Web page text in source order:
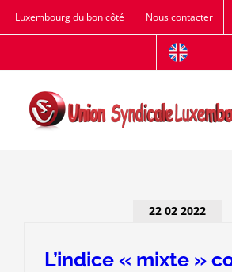
Passer
au
Luxembourg du bon côté Nous contacter
22 02 2022
L’indice « mixte »